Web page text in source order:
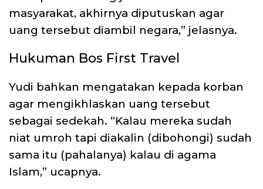
masyarakat, akhirnya diputuskan agar
uang tersebut diambil negara,” jelasnya.
Hukuman Bos First Travel
Yudi bahkan mengatakan kepada korban
agar mengikhlaskan uang tersebut
sebagai sedekah. “Kalau mereka sudah
niat umroh tapi diakalin (dibohongi) sudah
sama itu (pahalanya) kalau di agama
Islam,” ucapnya.